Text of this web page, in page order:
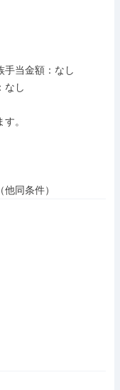
手当金額：なし
なし
。
同条件）